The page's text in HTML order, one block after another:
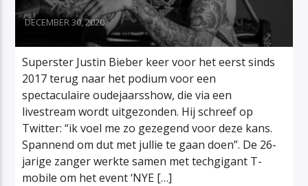
DECEMBER 30, 2020
Superster Justin Bieber keer voor het eerst sinds
2017 terug naar het podium voor een
spectaculaire oudejaarsshow, die via een
livestream wordt uitgezonden. Hij schreef op
Twitter: “ik voel me zo gezegend voor deze kans.
Spannend om dut met jullie te gaan doen”. De 26-
jarige zanger werkte samen met techgigant T-
mobile om het event ‘NYE […]